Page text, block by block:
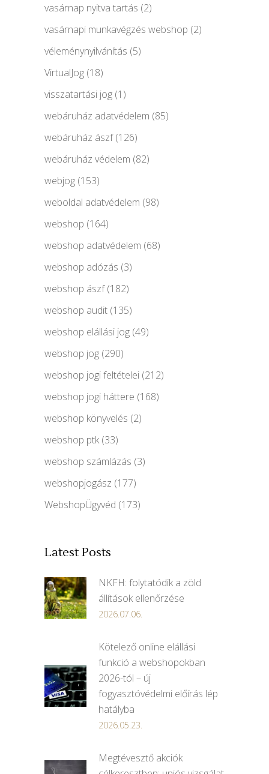
vasárnap nyitva tartás (2)
vasárnapi munkavégzés webshop (2)
véleménynyilvánítás (5)
VirtualJog (18)
visszatartási jog (1)
webáruház adatvédelem (85)
webáruház ászf(126)
webáruház védelem (82)
webjog (153)
weboldal adatvédelem (98)
webshop (164)
webshop adatvédelem (68)
webshop adózás (3)
webshop ászf(182)
webshop audit (135)
webshop elállási jog (49)
webshop jog (290)
webshop jogi feltételei (212)
webshop jogi háttere (168)
webshop könyvelés (2)
webshop ptk(33)
webshop számlázás (3)
webshopjogász (177)
WebshopÜgyvéd (173)
Latest Posts
NKFH: folytatódik a zöld
állítások ellenőrzése
2026.07.06.
Kötelező online elállási
funkció a webshopokban
2026-tól – új
fogyasztóvédelmi előírás lép
hatályba
2026.05.23.
Megtévesztő akciók